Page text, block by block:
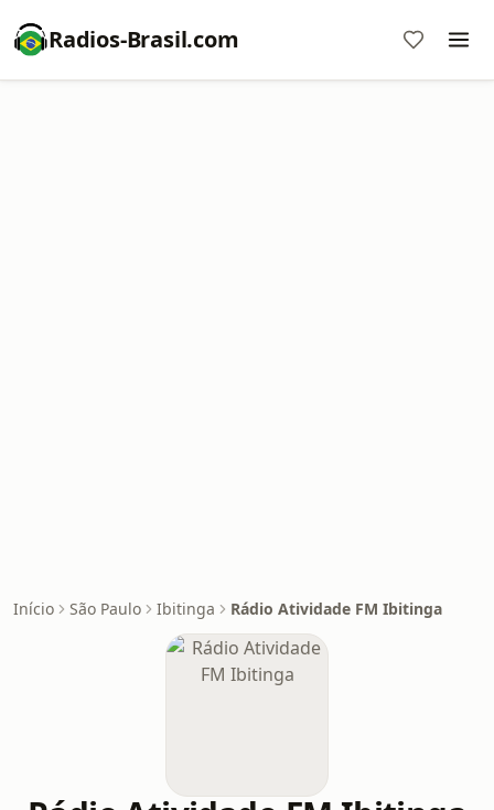
Radios-Brasil.com
Início São Paulo Ibitinga Rádio Atividade FM Ibitinga